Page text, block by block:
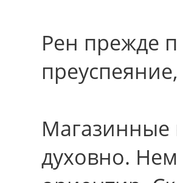
Рен прежде
Магазинные
духовно.